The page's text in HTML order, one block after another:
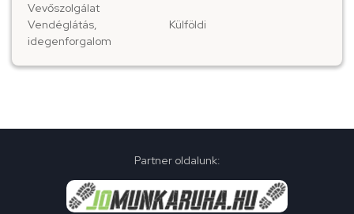
Vevőszolgálat
Vendéglátás,
idegenforgalom
Külföldi
Partner oldalunk: